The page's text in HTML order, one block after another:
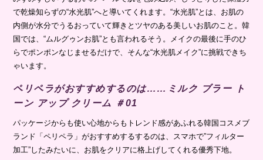
で乾燥知らずの“水光肌”へと導いてくれます。“水光肌”とは、お肌の
内側が水分でうるおっていて輝きとツヤのある美しいお肌のこと。韓
国では、“ムルグゥンお肌”とも言われるそう。メイクの最後に手のひ
らでポンポンなじませるだけで、そんな“水光肌メイク”に挑戦できち
ゃいます。
ペリペラがおすすめするのは……ミルク ブラー ト
ーン アップ クリーム ＃01
パッケージからも使い心地からもトレンド感があふれる韓国コスメブ
ランド「ペリペラ」がおすすめするするのは、スマホで”フィルター
加工”したみたいに、お肌をクリアに格上げしてくれる優秀下地。